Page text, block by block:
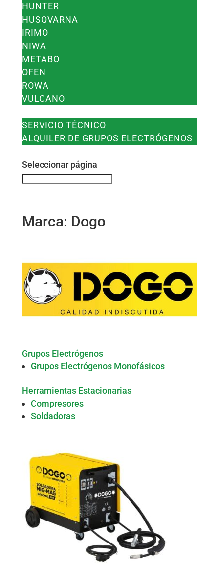
HUNTER
HUSQVARNA
IRIMO
NIWA
METABO
OFEN
ROWA
VULCANO
SERVICIO TÉCNICO
ALQUILER DE GRUPOS ELECTRÓGENOS
Seleccionar página
Marca: Dogo
Grupos Electrógenos
Grupos Electrógenos Monofásicos
Herramientas Estacionarias
Compresores
Soldadoras